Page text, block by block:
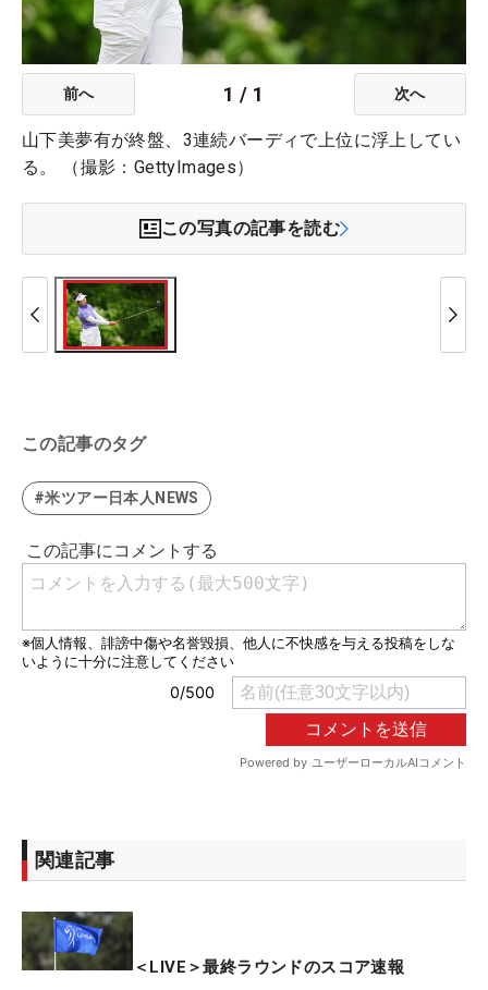
前へ 1 / 1 次へ
山下美夢有が終盤、3連続バーディで上位に浮上してい
る。 （撮影：GettyImages）
この写真の記事を読む
この記事のタグ
#米ツアー日本人NEWS
関連記事
＜LIVE＞最終ラウンドのスコア速報